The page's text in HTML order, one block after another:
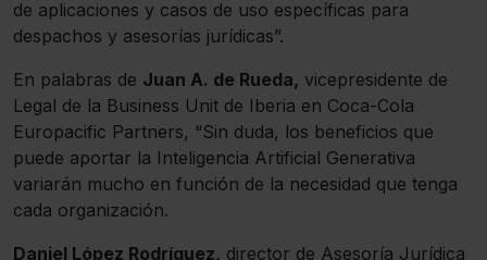
de aplicaciones y casos de uso específicas para
despachos y asesorías jurídicas”.
En palabras de Juan A. de Rueda, vicepresidente de
Legal de la Business Unit de Iberia en Coca-Cola
Europacific Partners, “Sin duda, los beneficios que
puede aportar la Inteligencia Artificial Generativa
variarán mucho en función de la necesidad que tenga
cada organización.
Daniel López Rodríguez, director de Asesoría Jurídica